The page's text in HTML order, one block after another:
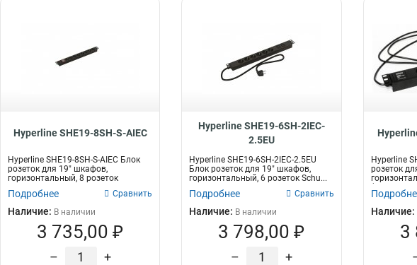
Hyperline SHE19-8SH-S-AIEC
Hyperline SHE19-8SH-S-AIEC Блок
розеток для 19" шкафов,
горизонтальный, 8 розеток
Schuko,...
Подробнее Сравнить
Наличие: В наличии
3 735,00 ₽
– +
Hyperline SHE19-6SH-2IEC-
2.5EU
Hyperline SHE19-6SH-2IEC-2.5EU
Блок розеток для 19" шкафов,
горизонтальный, 6 розеток Schu...
Подробнее Сравнить
Наличие: В наличии
3 798,00 ₽
– +
Hyperline
розеток
Наличие:
3